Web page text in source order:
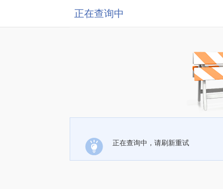
正在查询中
正在查询中，请刷新重试